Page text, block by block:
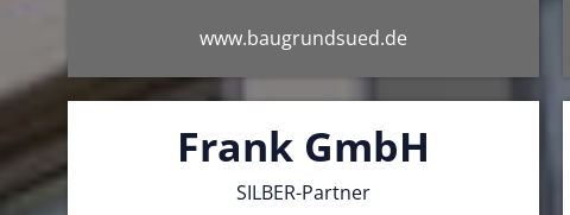
www.baugrundsued.de
Frank GmbH
SILBER-Partner